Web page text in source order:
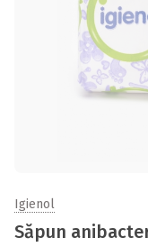
Igienol
Săpun